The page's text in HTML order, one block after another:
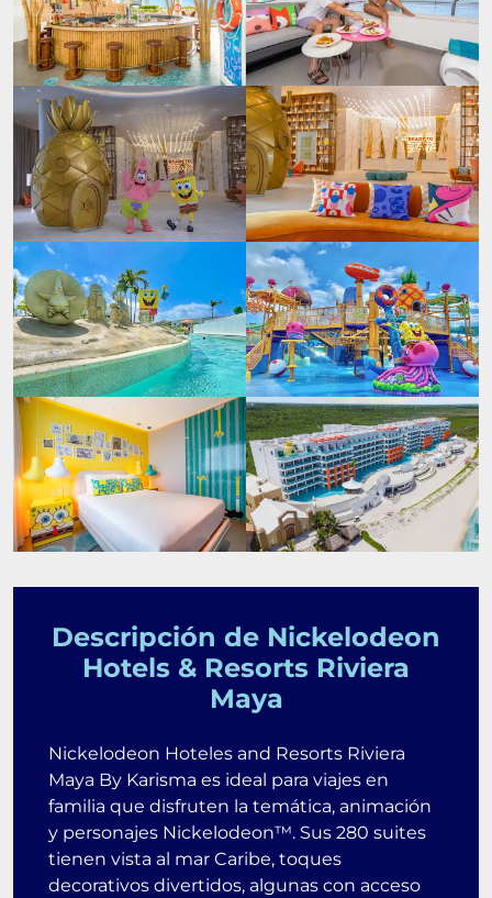
Descripción de Nickelodeon
Hotels & Resorts Riviera
Maya
Nickelodeon Hoteles and Resorts Riviera
Maya By Karisma es ideal para viajes en
familia que disfruten la temática, animación
y personajes Nickelodeon™. Sus 280 suites
tienen vista al mar Caribe, toques
decorativos divertidos, algunas con acceso